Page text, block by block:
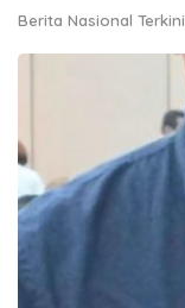
Berita Nasional Terkini